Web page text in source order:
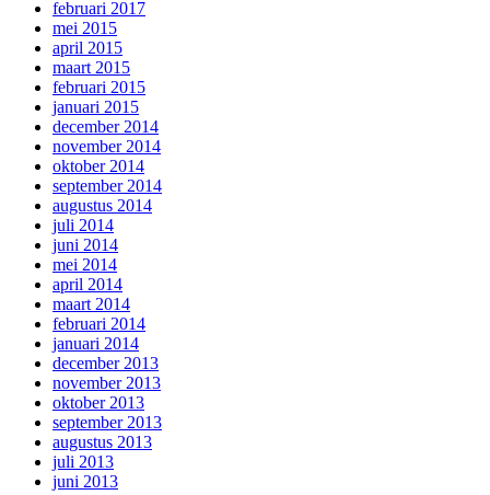
februari 2017
mei 2015
april 2015
maart 2015
februari 2015
januari 2015
december 2014
november 2014
oktober 2014
september 2014
augustus 2014
juli 2014
juni 2014
mei 2014
april 2014
maart 2014
februari 2014
januari 2014
december 2013
november 2013
oktober 2013
september 2013
augustus 2013
juli 2013
juni 2013